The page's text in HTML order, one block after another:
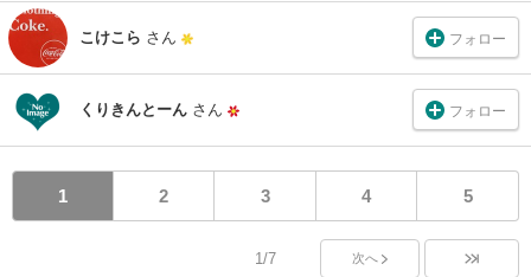
こけこら さん フォロー
くりきんとーん さん フォロー
1 2 3 4 5
1/7 次へ